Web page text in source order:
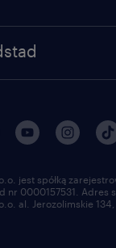
jest spółką
nr 0000157531. Adres
al. Jerozolimskie